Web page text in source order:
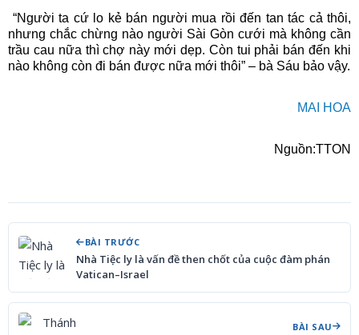
“Người ta cứ lo kẻ bán người mua rồi đến tan tác cả thôi,
nhưng chắc chừng nào người Sài Gòn cưới mà không cần
trầu cau nữa thì chợ này mới dẹp. Còn tui phải bán đến khi
nào không còn đi bán được nữa mới thôi” – bà Sáu bảo vậy.
MAI HOA
Nguồn:TTON
BÀI TRƯỚC
Nhà Tiệc ly là vấn đề then chốt của cuộc đàm phán
Vatican–Israel
BÀI SAU